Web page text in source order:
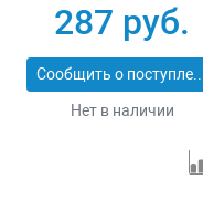
287 руб.
Сообщить о
Нет в наличии